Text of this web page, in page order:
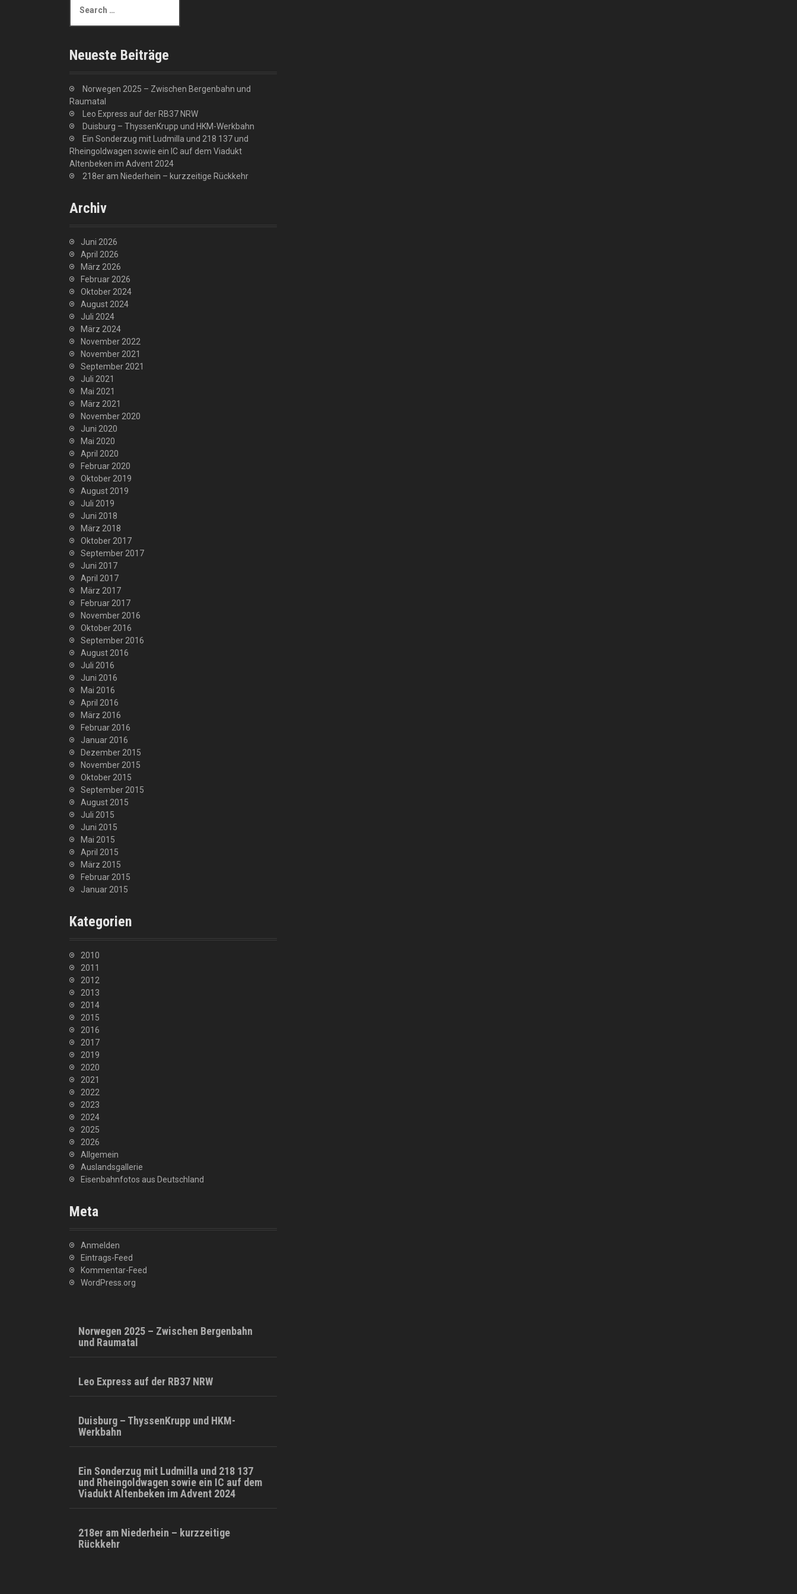
a
c
h
f
o
r
:
Neueste Beiträge
Norwegen 2025 – Zwischen Bergenbahn und
Raumatal
Leo Express auf der RB37 NRW
Duisburg – ThyssenKrupp und HKM-Werkbahn
Ein Sonderzug mit Ludmilla und 218 137 und
Rheingoldwagen sowie ein IC auf dem Viadukt
Altenbeken im Advent 2024
218er am Niederhein – kurzzeitige Rückkehr
Archiv
Juni 2026
April 2026
März 2026
Februar 2026
Oktober 2024
August 2024
Juli 2024
März 2024
November 2022
November 2021
September 2021
Juli 2021
Mai 2021
März 2021
November 2020
Juni 2020
Mai 2020
April 2020
Februar 2020
Oktober 2019
August 2019
Juli 2019
Juni 2018
März 2018
Oktober 2017
September 2017
Juni 2017
April 2017
März 2017
Februar 2017
November 2016
Oktober 2016
September 2016
August 2016
Juli 2016
Juni 2016
Mai 2016
April 2016
März 2016
Februar 2016
Januar 2016
Dezember 2015
November 2015
Oktober 2015
September 2015
August 2015
Juli 2015
Juni 2015
Mai 2015
April 2015
März 2015
Februar 2015
Januar 2015
Kategorien
2010
2011
2012
2013
2014
2015
2016
2017
2019
2020
2021
2022
2023
2024
2025
2026
Allgemein
Auslandsgallerie
Eisenbahnfotos aus Deutschland
Meta
Anmelden
Eintrags-Feed
Kommentar-Feed
WordPress.org
Norwegen 2025 – Zwischen Bergenbahn
und Raumatal
Leo Express auf der RB37 NRW
Duisburg – ThyssenKrupp und HKM-
Werkbahn
Ein Sonderzug mit Ludmilla und 218 137
und Rheingoldwagen sowie ein IC auf dem
Viadukt Altenbeken im Advent 2024
218er am Niederhein – kurzzeitige
Rückkehr